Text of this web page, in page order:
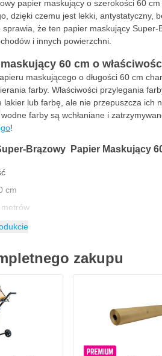
papier maskujący o szerokości 60
dzięki czemu jest lekki, antystatyczny,
sprawia, że ten papier maskujący
i innych powierzchni.
60 cm o
maskującego o długości 60 cm
farby. Właściwości przylegania
lakier lub farbę, ale nie przepuszcza ich
farby są wchłaniane i
!
Brązowy Papier Maskujący
cm
metrów
w innych szerokościach
Brązowy jest również dostępny w 6
długość rolki 300 metrów. Inne
zakupu